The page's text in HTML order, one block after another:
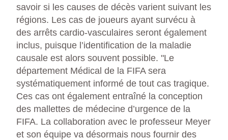
savoir si les causes de décès varient suivant les
régions. Les cas de joueurs ayant survécu à
des arrêts cardio-vasculaires seront également
inclus, puisque l’identification de la maladie
causale est alors souvent possible. "Le
département Médical de la FIFA sera
systématiquement informé de tout cas tragique.
Ces cas ont également entraîné la conception
des mallettes de médecine d’urgence de la
FIFA. La collaboration avec le professeur Meyer
et son équipe va désormais nous fournir des